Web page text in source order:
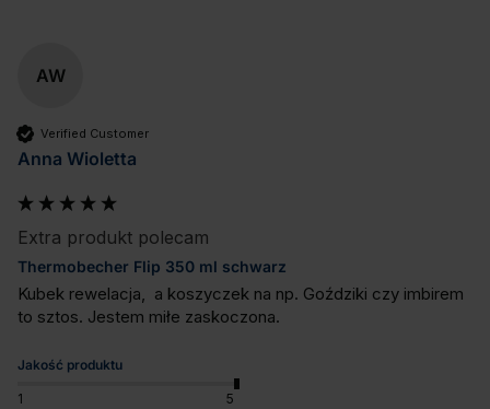
AW
Verified Customer
Anna Wioletta
Extra produkt polecam
Thermobecher Flip 350 ml schwarz
Kubek rewelacja,  a koszyczek na np. Goździki czy imbirem
to sztos. Jestem miłe zaskoczona.
Jakość produktu
1 5